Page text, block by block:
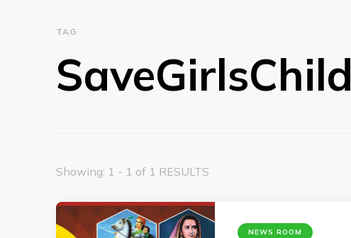
TAG
SaveGirlsChild
Showing: 1 - 1 of 1 RESULTS
NEWS ROOM